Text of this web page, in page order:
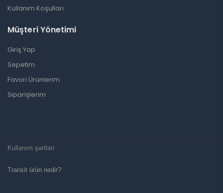
Kullanım Koşulları
Müşteri Yönetimi
Giriş Yap
Sepetim
Favori Ürünlerim
Siparişlerim
Kullanım şartları
Transit ürün nedir?